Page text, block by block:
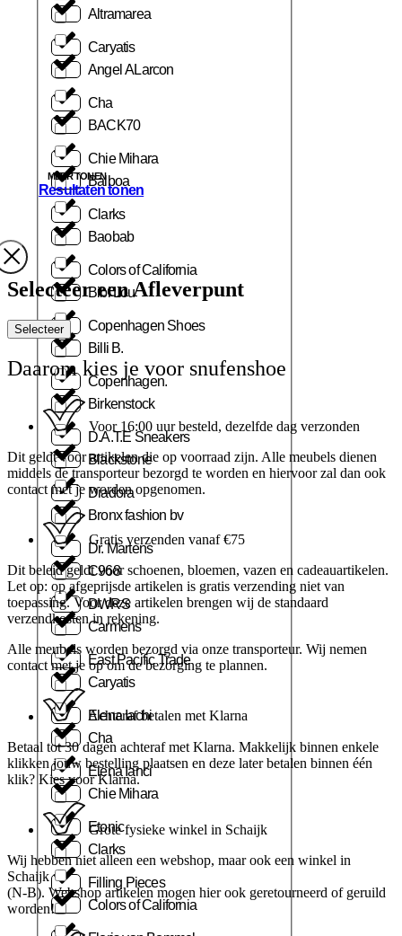
Caryatis
Cha
Chie Mihara
Clarks
Colors of California
Copenhagen Shoes
Copenhagen.
D.A.T.E Sneakers
Diadora
Dr. Martens
DWRS
East Pacific Trade
Elena Iachi
Elena Ianci
Etonic
Filling Pieces
Altramarea
Angel ALarcon
BACK70
Balboa
Baobab
Bibi Lou
Billi B.
Birkenstock
Blackstone
Bronx fashion bv
C968
Carmens
Caryatis
Cha
Chie Mihara
Clarks
Colors of California
MEER TONEN
Resultaten tonen
Selecteer een Afleverpunt
Selecteer
Daarom kies je voor snufenshoe
Voor 16:00 uur besteld, dezelfde dag verzonden
Dit geldt voor artikelen die op voorraad zijn. Alle meubels dienen
middels de transporteur bezorgd te worden en hiervoor zal dan ook
contact met je worden opgenomen.
Gratis verzenden vanaf €75
Dit beleid geldt voor schoenen, bloemen, vazen en cadeauartikelen.
Let op: op afgeprijsde artikelen is gratis verzending niet van
toepassing. Voor deze artikelen brengen wij de standaard
verzendkosten in rekening.
Alle meubels worden bezorgd via onze transporteur. Wij nemen
contact met je op om de bezorging te plannen.
Achteraf betalen met Klarna
Betaal tot 30 dagen achteraf met Klarna. Makkelijk binnen enkele
klikken jouw bestelling plaatsen en deze later betalen binnen één
klik? Kies voor Klarna.
Grote fysieke winkel in Schaijk
Wij hebben niet alleen een webshop, maar ook een winkel in
Schaijk
(N-B). Webshop artikelen mogen hier ook geretourneerd of geruild
worden!